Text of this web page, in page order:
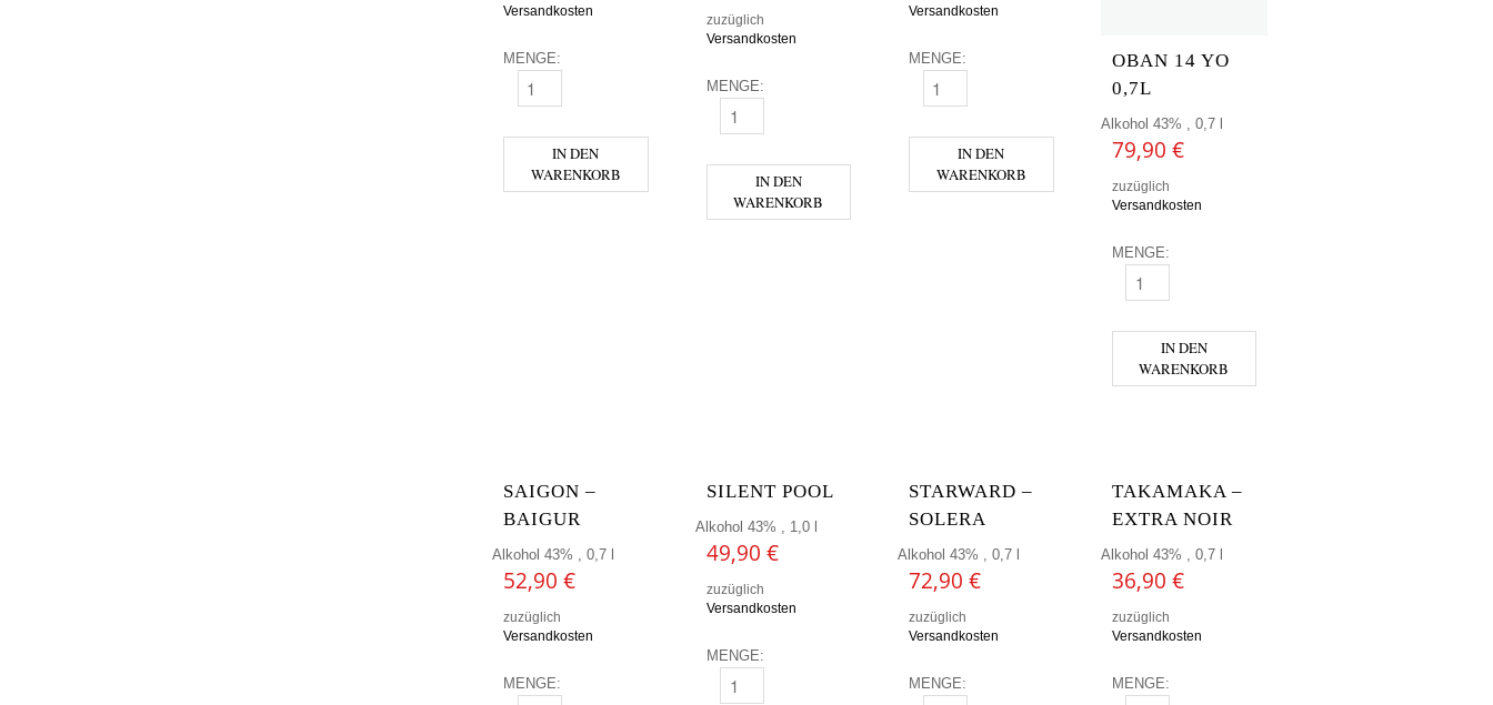
Versandkosten
MENGE:
LAGAVULIN 16 MENGE
IN DEN
WARENKORB
zuzüglich
Versandkosten
MENGE:
LE TRIBUTE - GIN MENGE
IN DEN
WARENKORB
Versandkosten
MENGE:
OBAN 14 MENGE
IN DEN
WARENKORB
OBAN 14 YO
0,7L
Alkohol 43% , 0,7 l
79,90 €
zuzüglich
Versandkosten
MENGE:
OBAN 14 YO 0,7L MENGE
IN DEN
WARENKORB
SAIGON –
BAIGUR
Alkohol 43% , 0,7 l
52,90 €
zuzüglich
Versandkosten
MENGE:
SILENT POOL
Alkohol 43% , 1,0 l
49,90 €
zuzüglich
Versandkosten
MENGE:
SILENT POOL MENGE
STARWARD –
SOLERA
Alkohol 43% , 0,7 l
72,90 €
zuzüglich
Versandkosten
MENGE:
TAKAMAKA –
EXTRA NOIR
Alkohol 43% , 0,7 l
36,90 €
zuzüglich
Versandkosten
MENGE: